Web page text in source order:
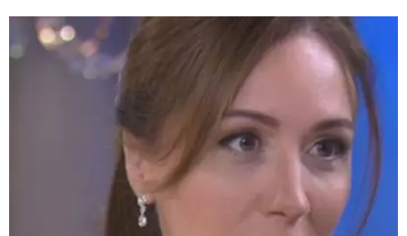
TECNOLOGÍA
HORÓSCOPO